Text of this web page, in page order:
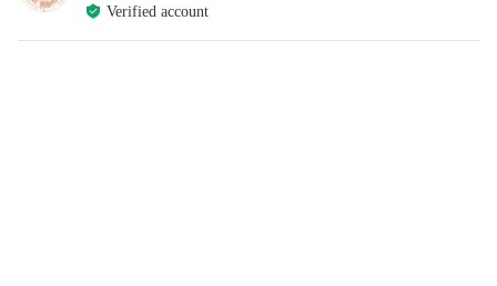
Verified account